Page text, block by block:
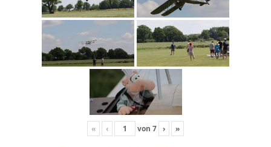
« ‹ von 7 › »